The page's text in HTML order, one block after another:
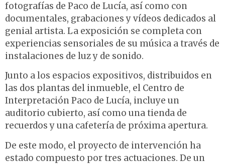
fotografías de Paco de Lucía, así como con
documentales, grabaciones y vídeos dedicados al
genial artista. La exposición se completa con
experiencias sensoriales de su música a través de
instalaciones de luz y de sonido.
Junto a los espacios expositivos, distribuidos en
las dos plantas del inmueble, el Centro de
Interpretación Paco de Lucía, incluye un
auditorio cubierto, así como una tienda de
recuerdos y una cafetería de próxima apertura.
De este modo, el proyecto de intervención ha
estado compuesto por tres actuaciones. De un